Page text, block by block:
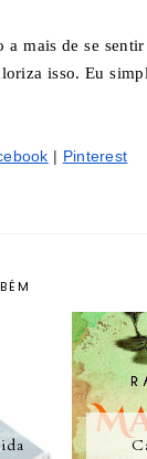
mais de se
isso. Eu
| Pinterest